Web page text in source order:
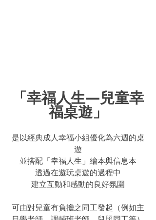
「幸福人生—兒童幸
福桌遊」
是以經典成人幸福小組優化為六週的桌
遊
並搭配「幸福人生」繪本與信息本
透過在遊玩桌遊的過程中
建立互動和感動的良好氛圍
可由對兒童有負擔之同工發起（例如主